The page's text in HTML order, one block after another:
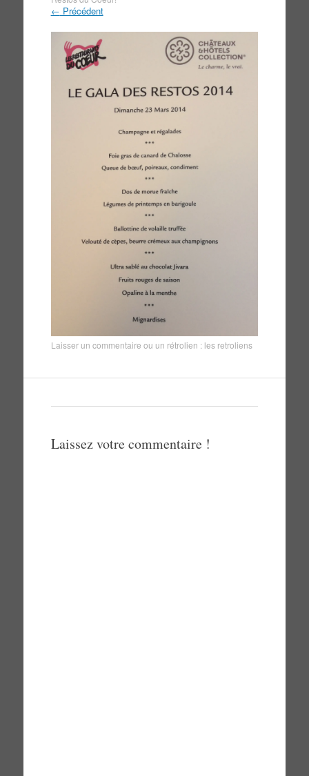
← Précédent
Laisser un commentaire ou un rétrolien : les retroliens
Laissez votre commentaire !